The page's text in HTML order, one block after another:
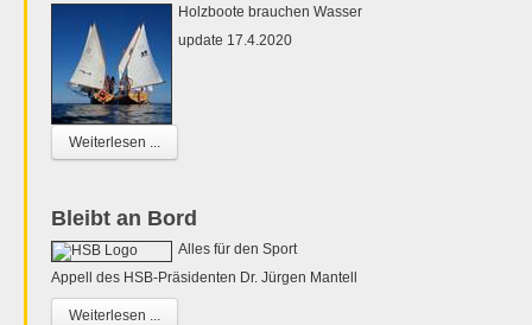
Holzboote brauchen Wasser
update 17.4.2020
Weiterlesen ...
Bleibt an Bord
Alles für den Sport
Appell des HSB-Präsidenten Dr. Jürgen Mantell
Weiterlesen ...